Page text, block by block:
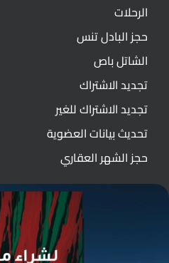
الرحلات
حجز البادل تنس
الشاتل باص
تجديد الاشتراك
تجديد الاشتراك للغير
تحديث بيانات العضوية
حجز الشهر العقاري